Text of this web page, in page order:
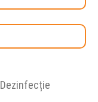
Dezinfecție